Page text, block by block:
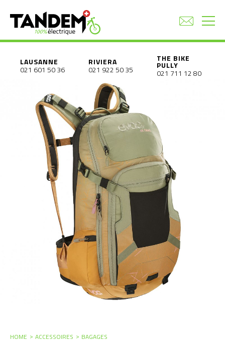
LAUSANNE
021 601 50 36
RIVIERA
021 922 50 35
THE BIKE
PULLY
021 711 12 80
HOME ACCESSOIRES BAGAGES